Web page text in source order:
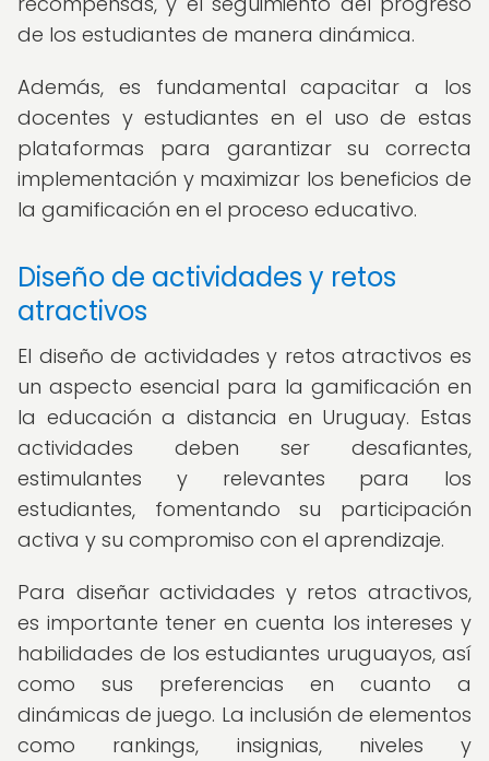
de los estudiantes de manera dinámica.
Además, es fundamental capacitar a los
docentes y estudiantes en el uso de estas
plataformas para garantizar su correcta
implementación y maximizar los beneficios de
la gamificación en el proceso educativo.
Diseño de actividades y retos
atractivos
El diseño de actividades y retos atractivos es
un aspecto esencial para la gamificación en
la educación a distancia en Uruguay. Estas
actividades deben ser desafiantes,
estimulantes y relevantes para los
estudiantes, fomentando su participación
activa y su compromiso con el aprendizaje.
Para diseñar actividades y retos atractivos,
es importante tener en cuenta los intereses y
habilidades de los estudiantes uruguayos, así
como sus preferencias en cuanto a
dinámicas de juego. La inclusión de elementos
como rankings, insignias, niveles y